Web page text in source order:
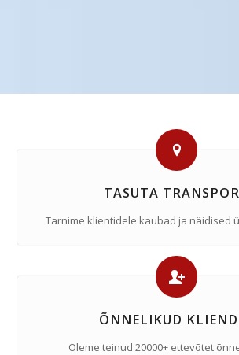
TASUTA
Tarnime klientidele kaubad ja näidised
ÕNNELIKUD
Oleme teinud 20000+ ettevõtet